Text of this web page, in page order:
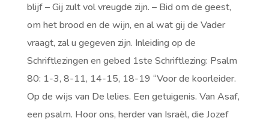
blijf – Gij zult vol vreugde zijn. – Bid om de geest,
om het brood en de wijn, en al wat gij de Vader
vraagt, zal u gegeven zijn. Inleiding op de
Schriftlezingen en gebed 1ste Schriftlezing: Psalm
80: 1-3, 8-11, 14-15, 18-19 “Voor de koorleider.
Op de wijs van De lelies. Een getuigenis. Van Asaf,
een psalm. Hoor ons, herder van Israël, die Jozef